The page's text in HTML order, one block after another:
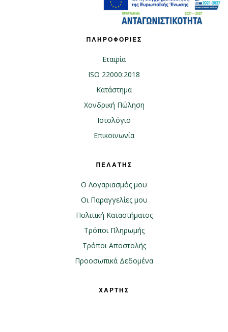
ΠΛΗΡΟΦΟΡΙΕΣ
Εταιρία
ISO 22000:2018
Κατάστημα
Χονδρική Πώληση
Ιστολόγιο
Επικοινωνία
ΠΕΛΑΤΗΣ
Ο Λογαριασμός μου
Οι Παραγγελίες μου
Πολιτική Καταστήματος
Τρόποι Πληρωμής
Τρόποι Αποστολής
Προοσωπικά Δεδομένα
ΧΑΡΤΗΣ